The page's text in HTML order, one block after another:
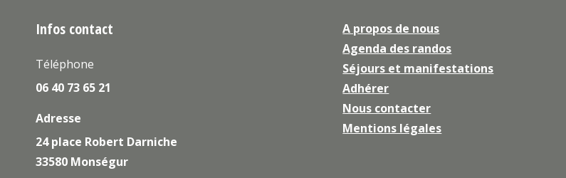
Infos contact
Téléphone
06 40 73 65 21
Adresse
24 place Robert Darniche
33580 Monségur
A propos de nous
Agenda des randos
Séjours et manifestations
Adhérer
Nous contacter
Mentions légales